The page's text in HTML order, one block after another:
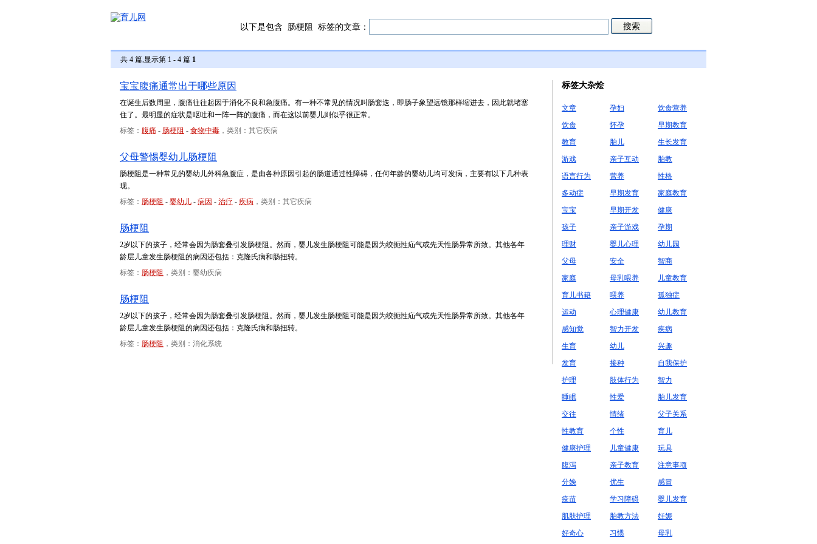
以下是包含 肠梗阻 标签的文章：
共 4 篇,显示第 1 - 4 篇 1
宝宝腹痛通常出于哪些原因
在诞生后数周里，腹痛往往起因于消化不良和急腹痛。有一种不常见的情况叫肠套迭，即肠子象望远镜那样缩进去，因此就堵塞
住了。最明显的症状是呕吐和一阵一阵的腹痛，而在这以前婴儿则似乎很正常。
标签： 腹痛 - 肠梗阻 - 食物中毒 ，类别：其它疾病
父母警惕婴幼儿肠梗阻
肠梗阻是一种常见的婴幼儿外科急腹症，是由各种原因引起的肠道通过性障碍，任何年龄的婴幼儿均可发病，主要有以下几种表
现。
标签： 肠梗阻 - 婴幼儿 - 病因 - 治疗 - 疾病 ，类别：其它疾病
肠梗阻
2岁以下的孩子，经常会因为肠套叠引发肠梗阻。然而，婴儿发生肠梗阻可能是因为绞扼性疝气或先天性肠异常所致。其他各年
龄层儿童发生肠梗阻的病因还包括：克隆氏病和肠扭转。
标签： 肠梗阻 ，类别：婴幼疾病
肠梗阻
2岁以下的孩子，经常会因为肠套叠引发肠梗阻。然而，婴儿发生肠梗阻可能是因为绞扼性疝气或先天性肠异常所致。其他各年
龄层儿童发生肠梗阻的病因还包括：克隆氏病和肠扭转。
标签： 肠梗阻 ，类别：消化系统
标签大杂烩
文章 孕妇
饮食营养
饮食
怀孕
早期教育
教育
胎儿
生长发育
游戏
亲子互动
胎教
语言行为
营养
性格
多动症
早期发育
家庭教育
宝宝
早期开发
健康
孩子
亲子游戏
孕期
理财
婴儿心理
幼儿园
父母
安全
智商
家庭
母乳喂养
儿童教育
育儿书籍
喂养
孤独症
运动
心理健康
幼儿教育
感知觉
智力开发
疾病
生育
幼儿
兴趣
发育
接种
自我保护
护理
肢体行为
智力
睡眠
性爱
胎儿发育
交往
情绪
父子关系
性教育
个性
育儿
健康护理
儿童健康
玩具
腹泻
亲子教育
注意事项
分娩
优生
感冒
疫苗
学习障碍
婴儿发育
肌肤护理
胎教方法
妊娠
好奇心
习惯 母乳